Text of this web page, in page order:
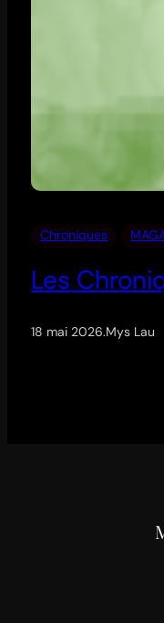
Chroniques
Les
18 mai 2026.Mys Lau